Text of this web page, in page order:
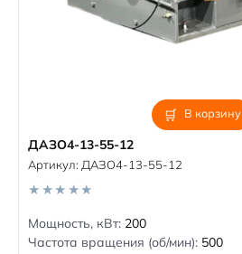
В корзину
ДАЗО4-13-55-12
Артикул: ДАЗО4-13-55-12
0
o
u
Мощность, кВт: 200
Частота вращения (об/мин): 500